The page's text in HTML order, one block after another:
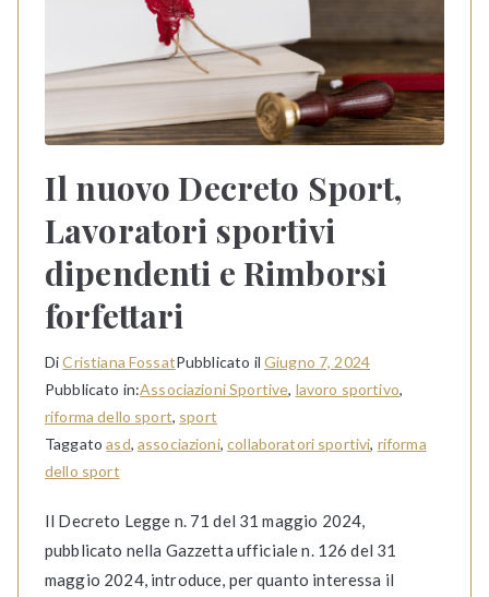
Il nuovo Decreto Sport,
Lavoratori sportivi
dipendenti e Rimborsi
forfettari
DiCristiana FossatPubblicato il Giugno 7, 2024
Pubblicato in:Associazioni Sportive, lavoro sportivo,
riforma dello sport, sport
Taggatoasd, associazioni,collaboratori sportivi, riforma
dello sport
Il Decreto Legge n. 71 del 31 maggio 2024,
pubblicato nella Gazzetta ufficiale n. 126 del 31
maggio 2024, introduce, per quanto interessa il